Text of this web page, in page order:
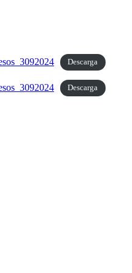
Descarga
Descarga